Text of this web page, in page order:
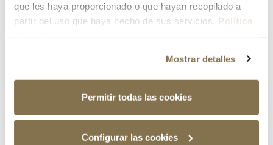
que les haya proporcionado o que hayan recopilado a
partir del uso que haya hecho de sus servicios. Política
Mostrar detalles
Permitir todas las cookies
Configurar las cookies